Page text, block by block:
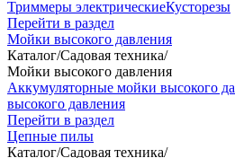
Триммеры электрическиеКусторезы
Перейти в раздел
Мойки высокого давления
Каталог/Садовая техника/
Мойки высокого давления
Аккумуляторные мойки высокого
высокого давления
Перейти в раздел
Цепные пилы
Каталог/Садовая техника/